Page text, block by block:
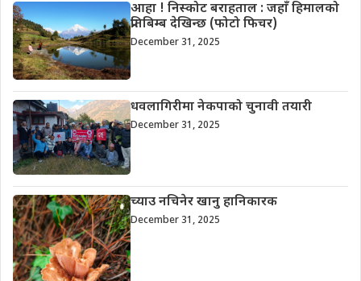
आहा ! निस्कोट बराहताल : जहाँ हिमालको
प्रतिबिम्ब देखिन्छ (फोटो फिचर)
December 31, 2025
धवलागिरीमा नेकपाको चुनावी तयारी
December 31, 2025
च्याउ नचिनेर खानु हानिकारक
December 31, 2025